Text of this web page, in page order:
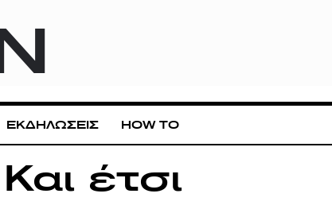
ΕΚΔΗΛΩΣΕΙΣ HOW TO
έτσι